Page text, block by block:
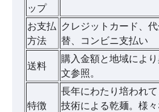
ップ
お支払
方法
クレジットカード、
替、コンビニ支払い
送料
購入金額と地域によ
文参照。
特徴
長年にわたり培われ
技術による乾麺。様